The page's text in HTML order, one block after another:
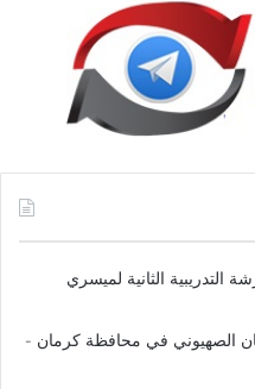
التدريبية الثانية لميسري